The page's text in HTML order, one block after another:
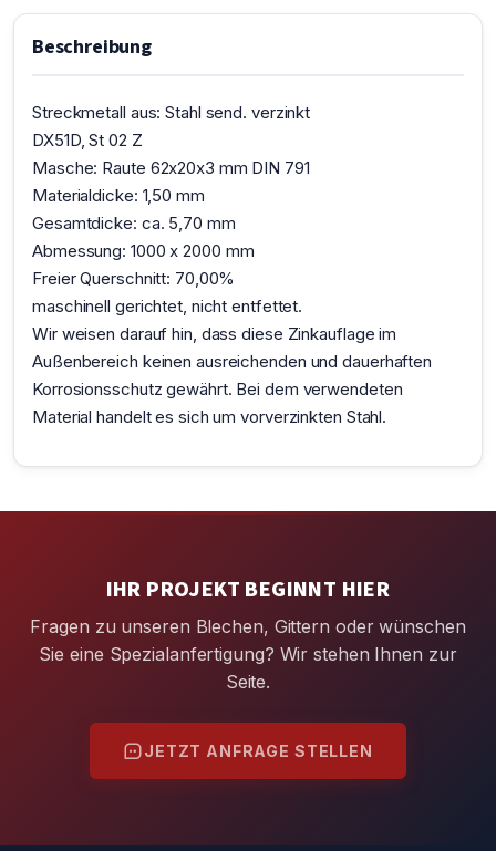
Beschreibung
Streckmetall aus: Stahl send. verzinkt
DX51D, St 02 Z
Masche: Raute 62x20x3 mm DIN 791
Materialdicke: 1,50 mm
Gesamtdicke: ca. 5,70 mm
Abmessung: 1000 x 2000 mm
Freier Querschnitt: 70,00%
maschinell gerichtet, nicht entfettet.
Wir weisen darauf hin, dass diese Zinkauflage im
Außenbereich keinen ausreichenden und dauerhaften
Korrosionsschutz gewährt. Bei dem verwendeten
Material handelt es sich um vorverzinkten Stahl.
IHR PROJEKT BEGINNT HIER
Fragen zu unseren Blechen, Gittern oder wünschen
Sie eine Spezialanfertigung? Wir stehen Ihnen zur
Seite.
JETZT ANFRAGE STELLEN